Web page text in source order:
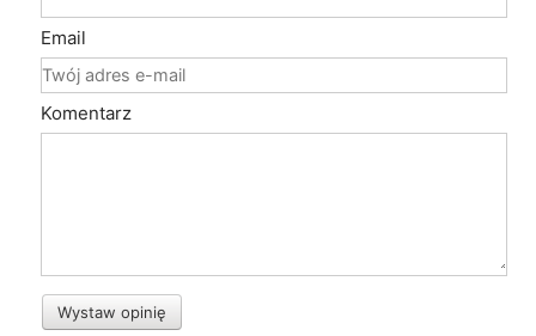
Email
Komentarz
Wystaw opinię